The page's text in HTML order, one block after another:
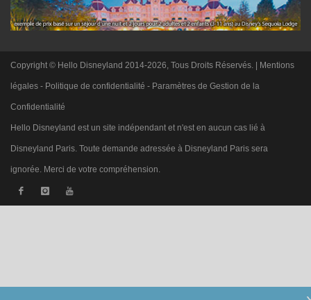
Copyright © Hello Disneyland 2014-2026, Tous Droits Réservés. | Mentions
légales - Politique de confidentialité - Paramètres de Gestion de la
Confidentialité
Hello Disneyland est un site indépendant et n'est en aucun cas lié à
Disneyland Paris. Toute demande adressée à Disneyland Paris sera
ignorée. Merci de votre compréhension.